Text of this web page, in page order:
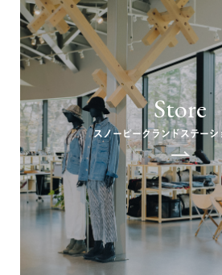
Store
スノーピークランドステーシ